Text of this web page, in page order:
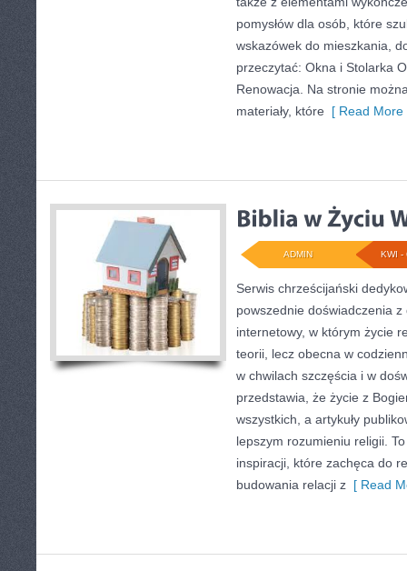
pomysłów dla osób, które
wskazówek do mieszkania,
przeczytać: Okna i Stolarka
Renowacja. Na stronie
materiały, które [ Read More
KWI -
ADMIN
Serwis chrześcijański
powszednie doświadczenia
internetowy, w którym życie
teorii, lecz obecna w
w chwilach szczęścia i w
przedstawia, że życie z
wszystkich, a artykuły
lepszym rozumieniu religii.
inspiracji, które zachęca do
budowania relacji z [ Read